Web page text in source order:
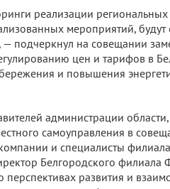
реализации
мероприятий,
— подчеркнул на совещании
цен и тарифов в
и повышения
администрации области,
самоуправления в
и специалисты
Белгородского филиала
перспективах развития и